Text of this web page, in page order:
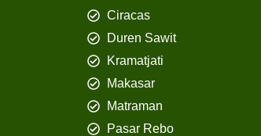
Ciracas
Duren Sawit
Kramatjati
Makasar
Matraman
Pasar Rebo